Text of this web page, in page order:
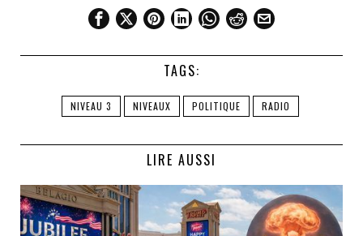
TAGS:
NIVEAU 3 NIVEAUX POLITIQUE RADIO
LIRE AUSSI